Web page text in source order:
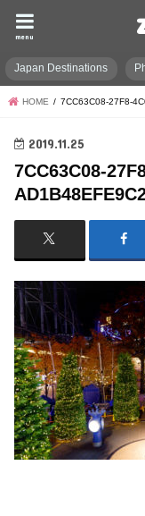
menu
Japan Destinations
HOME 7CC63C08-27F8-
2019.11.25
7CC63C08-